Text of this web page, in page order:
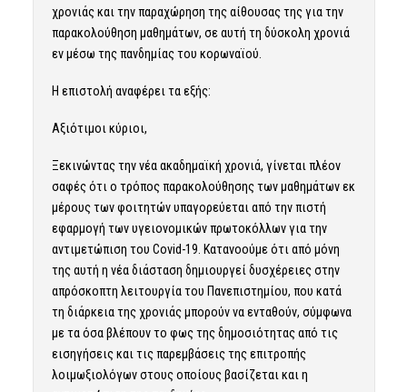
χρονιάς και την παραχώρηση της αίθουσας της για την
παρακολούθηση μαθημάτων, σε αυτή τη δύσκολη χρονιά
εν μέσω της πανδημίας του κορωναϊού.
Η επιστολή αναφέρει τα εξής:
Αξιότιμοι κύριοι,
Ξεκινώντας την νέα ακαδημαϊκή χρονιά, γίνεται πλέον
σαφές ότι ο τρόπος παρακολούθησης των μαθημάτων εκ
μέρους των φοιτητών υπαγορεύεται από την πιστή
εφαρμογή των υγειονομικών πρωτοκόλλων για την
αντιμετώπιση του Covid-19. Κατανοούμε ότι από μόνη
της αυτή η νέα διάσταση δημιουργεί δυσχέρειες στην
απρόσκοπτη λειτουργία του Πανεπιστημίου, που κατά
τη διάρκεια της χρονιάς μπορούν να ενταθούν, σύμφωνα
με τα όσα βλέπουν το φως της δημοσιότητας από τις
εισηγήσεις και τις παρεμβάσεις της επιτροπής
λοιμωξιολόγων στους οποίους βασίζεται και η